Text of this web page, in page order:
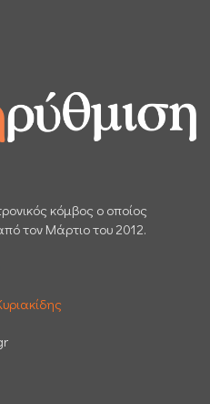
κόμβος ο οποίος
τον Μάρτιο του 2012.